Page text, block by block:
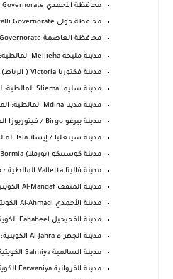
محافظة الأحمدي Al Ahmadi Governorate الكويتية: عاص...
محافظة حولي Hawalli Governorate الكويتية: عاصمة ال...
محافظة العاصمة Kuwait Capital Governorate الكويتية...
مدينة مليحة Mellieħa المالطية: جنة الشمال الساحرة
مدينة فكتوريا Victoria ( الرباط) المالطية: قاهرة ا...
مدينة سليما Sliema المالطية: لؤلؤة البحر الأبيض ال...
مدينة مدينا Mdina المالطية: المدينة الصامتة وعاصمة...
مدينة بيرغو Birgo / فيتوريوزا المالطية: المدينة ال...
مدينة سينغليا / إيسلا Isla المالطية: الحصن البحري ...
مدينة كوسبيكو (بورملا) Bormla المالطية: قلب المدن ...
مدينة فاليتا Valletta المالطية : جوهرة البحر الأبي...
مدينة المنقف Al-Manqaf الكويتية: واحة الساحل الجنو...
مدينة الأحمدي Al-Ahmadi الكويتية: عاصمة النفط الكو...
مدينة الفحيحيل Fahaheel الكويتية: ملتقى الأصالة ال...
مدينة الجهراء Al-Jahra الكويتية: واحة التاريخ العر...
مدينة السالمية Salmiya الكويتية: عاصمة التسوق والت...
مدينة الفروانية Farwaniya الكويتية: ملتقى الثقافات...